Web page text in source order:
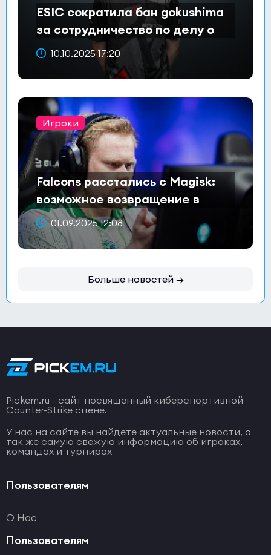
ESIC сократила бан gokushima
за сотрудничество по делу о
договорных матчах
10.10.2025 17:20
Игроки
Falcons расстались с Magisk:
возможное возвращение в
Astralis?
01.09.2025 12:08
Больше новостей →
Pickem.ru - сайт посвященный киберспортивной
Counter-Strike сцене.
У нас на сайте вы найдете актуальные новости, а
так же самую свежую информацию об игроках,
командах и турнирах
Пользователям
О Нас
Пользователям